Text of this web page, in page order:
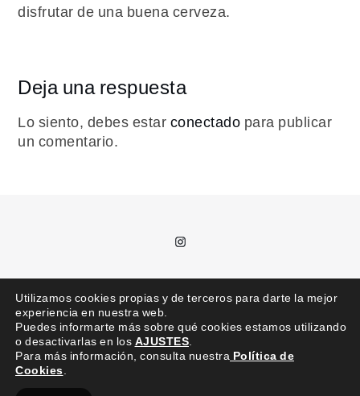
disfrutar de una buena cerveza.
Deja una respuesta
Lo siento, debes estar conectado para publicar
un comentario.
Instagram
Utilizamos cookies propias y de terceros para darte la mejor
experiencia en nuestra web.
Puedes informarte más sobre qué cookies estamos utilizando
o desactivarlas en los AJUSTES.
Para más información, consulta nuestra Política de
Cookies.